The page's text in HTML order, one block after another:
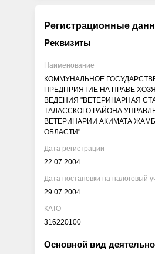
Регистрационные
Реквизиты
Наименование
КОММУНАЛЬНОЕ
ПРЕДПРИЯТИЕ НА ПРАВЕ
ВЕДЕНИЯ "ВЕТЕРИНАРНАЯ
ТАЛАССКОГО РАЙОНА
ВЕТЕРИНАРИИ АКИМАТА
ОБЛАСТИ"
Дата регистрации
22.07.2004
Дата постановки на налоговый
29.07.2004
КАТО
316220100
Основной вид